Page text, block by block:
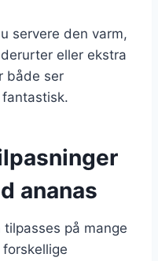
servere den varm,
eller ekstra
både ser
ananas
på mange